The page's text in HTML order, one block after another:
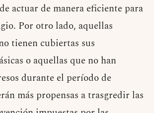
actuar de manera eficiente para
Por otro lado, aquellas
tienen cubiertas sus
o aquellas que no han
durante el período de
más propensas a trasgredir las